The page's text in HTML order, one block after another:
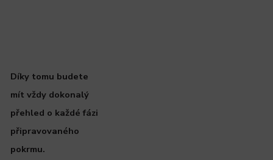
Díky tomu budete
mít vždy dokonalý
přehled o každé fázi
připravovaného
pokrmu.